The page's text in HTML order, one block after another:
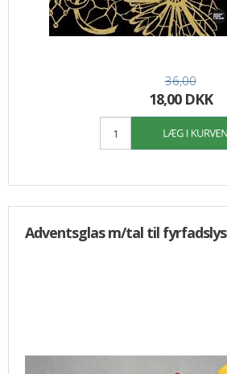
36,00
18,00 DKK
Adventsglas m/tal til fyrfadslys